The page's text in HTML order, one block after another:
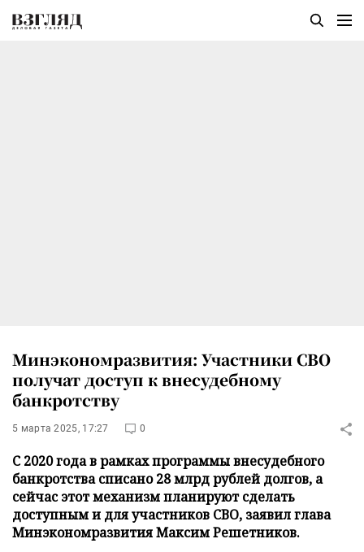
Минэкономразвития: Участники СВО
получат доступ к внесудебному
банкротству
5 марта 2025, 17:27 0
С 2020 года в рамках программы внесудебного
банкротства списано 28 млрд рублей долгов, а
сейчас этот механизм планируют сделать
доступным и для участников СВО, заявил глава
Минэкономразвития Максим Решетников.